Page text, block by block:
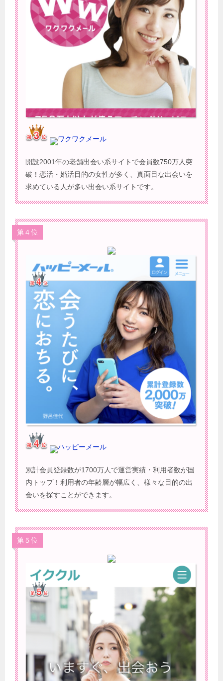
ワクワクメール
開設2001年の老舗出会い系サイトで会員数750万人突
破！恋活・婚活目的の女性が多く、真面目な出会いを
求めている人が多い出会い系サイトです。
第４位
ハッピーメール
累計会員登録数が1700万人で運営実績・利用者数が国
内トップ！利用者の年齢層が幅広く、様々な目的の出
会いを探すことができます。
第５位